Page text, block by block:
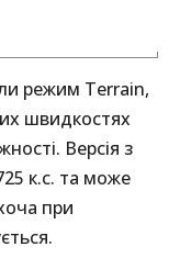
режим Terrain,
швидкостях
Версія з
к.с. та може
при